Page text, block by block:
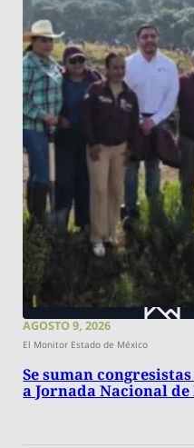
AGOSTO 9, 2026
El Monitor Estado de México
Se suman
a Jornada Nacional